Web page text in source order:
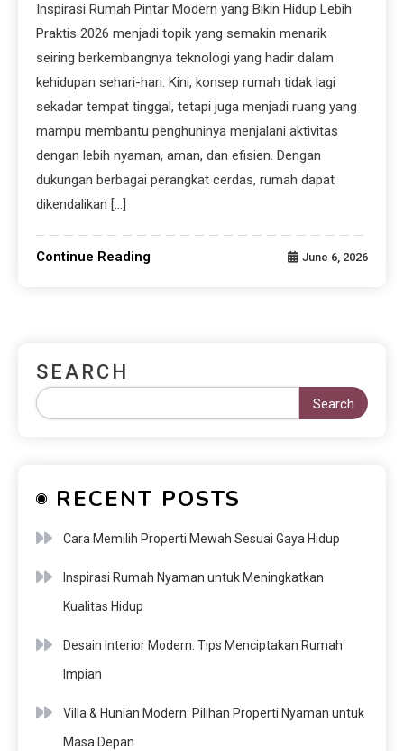
Inspirasi Rumah Pintar Modern yang Bikin Hidup Lebih
Praktis 2026 menjadi topik yang semakin menarik
seiring berkembangnya teknologi yang hadir dalam
kehidupan sehari-hari. Kini, konsep rumah tidak lagi
sekadar tempat tinggal, tetapi juga menjadi ruang yang
mampu membantu penghuninya menjalani aktivitas
dengan lebih nyaman, aman, dan efisien. Dengan
dukungan berbagai perangkat cerdas, rumah dapat
dikendalikan […]
Continue Reading June 6, 2026
SEARCH
Search
RECENT POSTS
Cara Memilih Properti Mewah Sesuai Gaya Hidup
Inspirasi Rumah Nyaman untuk Meningkatkan
Kualitas Hidup
Desain Interior Modern: Tips Menciptakan Rumah
Impian
Villa & Hunian Modern: Pilihan Properti Nyaman untuk
Masa Depan